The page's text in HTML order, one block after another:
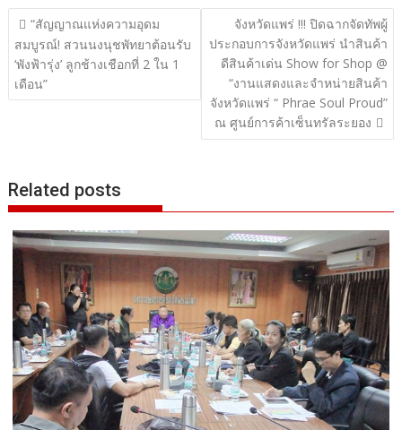
แนะแนว
เรื่อง
“สัญญาณแห่งความอุดม
สมบูรณ์! สวนนงนุชพัทยาต้อนรับ
‘พังฟ้ารุ่ง’ ลูกช้างเชือกที่ 2 ใน 1
เดือน”
จังหวัดแพร่ !!! ปิดฉากจัดทัพผู้
ประกอบการจังหวัดแพร่ นำสินค้า
ดีสินค้าเด่น Show for Shop @
“งานแสดงและจำหน่ายสินค้า
จังหวัดแพร่ “ Phrae Soul Proud”
ณ ศูนย์การค้าเซ็นทรัลระยอง
Related posts